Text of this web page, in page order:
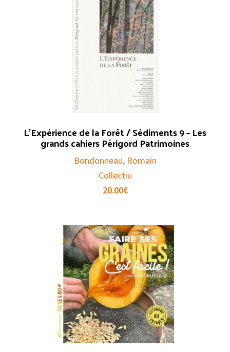
L’Expérience de la Forêt / Sédiments 9 – Les
grands cahiers Périgord Patrimoines
Bondonneau, Romain
Collectiu
20.00€